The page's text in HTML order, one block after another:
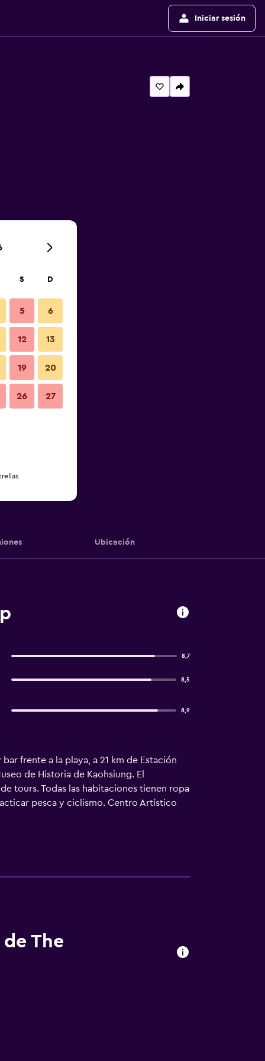
Iniciar sesión
Ubicación
8,7
8,5
8,9
frente a la playa, a 21 km de Estación
de Historia de Kaohsiung. El
tours. Todas las habitaciones tienen ropa
pesca y ciclismo. Centro Artístico
(Aeropuerto Internacional de
The
S D
5 6
12 13
19 20
26 27